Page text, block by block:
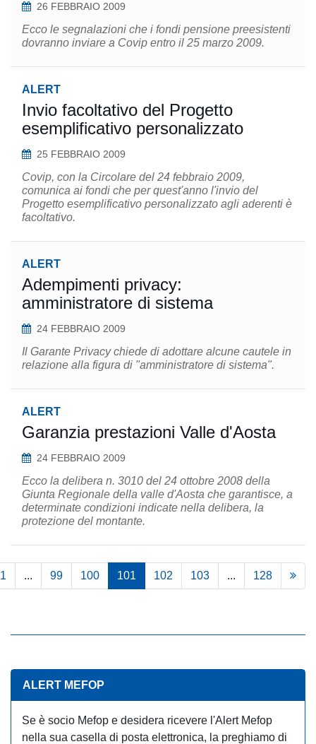
26 FEBBRAIO 2009
Ecco le segnalazioni che i fondi pensione preesistenti
dovranno inviare a Covip entro il 25 marzo 2009.
ALERT
Invio facoltativo del Progetto
esemplificativo personalizzato
25 FEBBRAIO 2009
Covip, con la Circolare del 24 febbraio 2009,
comunica ai fondi che per quest'anno l'invio del
Progetto esemplificativo personalizzato agli aderenti è
facoltativo.
ALERT
Adempimenti privacy:
amministratore di sistema
24 FEBBRAIO 2009
Il Garante Privacy chiede di adottare alcune cautele in
relazione alla figura di "amministratore di sistema".
ALERT
Garanzia prestazioni Valle d'Aosta
24 FEBBRAIO 2009
Ecco la delibera n. 3010 del 24 ottobre 2008 della
Giunta Regionale della valle d'Aosta che garantisce, a
determinate condizioni indicate nella delibera, la
protezione del montante.
1 ... 99 100 101 102 103 ... 128
ALERT MEFOP
Se è socio Mefop e desidera ricevere l'Alert Mefop
nella sua casella di posta elettronica, la preghiamo di